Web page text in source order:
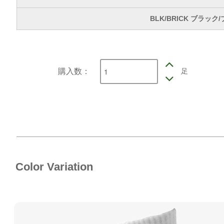
BLK/BRICK ブラック/
購入数： 足
Color Variation